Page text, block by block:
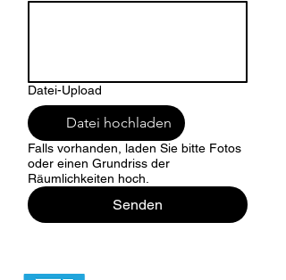
Datei-Upload
Datei hochladen
Falls vorhanden, laden Sie bitte Fotos
oder einen Grundriss der
Räumlichkeiten hoch.
Senden